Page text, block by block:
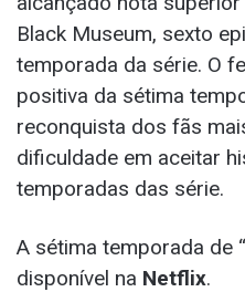
Black Museum, sexto
temporada da série. O
positiva da sétima
reconquista dos fãs
dificuldade em aceitar
temporadas das série.
A sétima temporada de “
disponível na Netflix.